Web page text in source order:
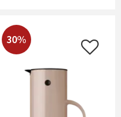
30%